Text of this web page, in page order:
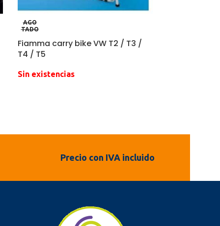
AGO
TADO
Fiamma carry bike VW T2 / T3 /
T4 / T5
Sin existencias
Precio con IVA incluido